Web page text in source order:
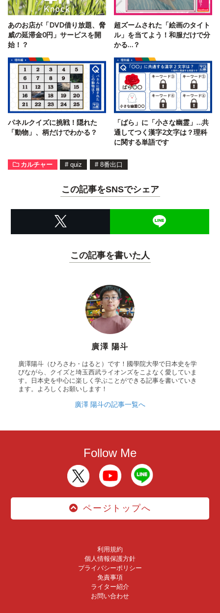
あのお店が「DVD借り放題、脅
威の延滞金0円」サービスを開
始！？
超ズームされた「絵画のタイト
ル」を当てよう！和服だけで分
かる…？
パネルクイズに挑戦！隠れた
「動物」、柄だけでわかる？
「ばら」に「小さな幽霊」…共
通してつく漢字2文字は？理科
に関する単語です
カルチャー # quiz # 8番出口
この記事をSNSでシェア
この記事を書いた人
廣澤 陽斗
廣澤陽斗（ひろさわ・はると）です！國學院大學で日本史を学
びながら、クイズと埼玉西武ライオンズをこよなく愛していま
す。日本史を中心に楽しく学ぶことができる記事を書いていき
ます。よろしくお願いします！
廣澤 陽斗の記事一覧へ
Follow Me
ページトップへ
利用規約
個人情報保護方針
プライバシーポリシー
免責事項
ライター紹介
お問い合わせ